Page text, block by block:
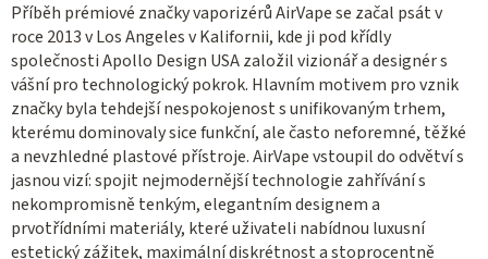
Příběh prémiové značky vaporizérů AirVape se začal psát v
roce 2013 v Los Angeles v Kalifornii, kde ji pod křídly
společnosti Apollo Design USA založil vizionář a designér s
vášní pro technologický pokrok. Hlavním motivem pro vznik
značky byla tehdejší nespokojenost s unifikovaným trhem,
kterému dominovaly sice funkční, ale často neforemné, těžké
a nevzhledné plastové přístroje. AirVape vstoupil do odvětví s
jasnou vizí: spojit nejmodernější technologie zahřívání s
nekompromisně tenkým, elegantním designem a
prvotřídními materiály, které uživateli nabídnou luxusní
estetický zážitek, maximální diskrétnost a stoprocentně